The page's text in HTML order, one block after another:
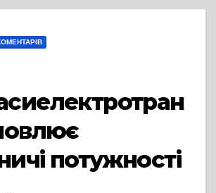
потужності